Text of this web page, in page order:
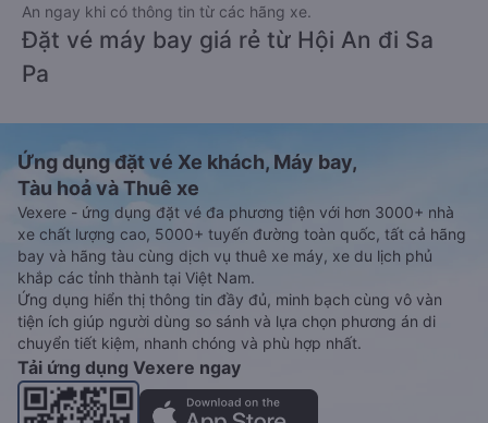
An ngay khi có thông tin từ các hãng xe.
Đặt vé máy bay giá rẻ từ Hội An đi Sa
Pa
Ứng dụng đặt vé Xe khách, Máy bay,
Tàu hoả và Thuê xe
Vexere - ứng dụng đặt vé đa phương tiện với hơn 3000+ nhà
xe chất lượng cao, 5000+ tuyến đường toàn quốc, tất cả hãng
bay và hãng tàu cùng dịch vụ thuê xe máy, xe du lịch phủ
khắp các tỉnh thành tại Việt Nam.
Ứng dụng hiển thị thông tin đầy đủ, minh bạch cùng vô vàn
tiện ích giúp người dùng so sánh và lựa chọn phương án di
chuyển tiết kiệm, nhanh chóng và phù hợp nhất.
Tải ứng dụng Vexere ngay